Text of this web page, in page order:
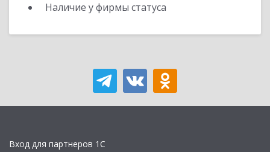
Наличие у фирмы статуса
Вход для партнеров 1С